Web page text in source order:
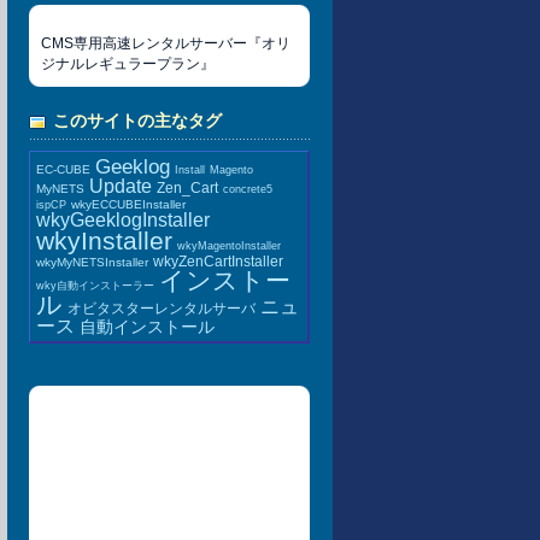
CMS専用高速レンタルサーバー『オリ
ジナルレギュラープラン』
このサイトの主なタグ
EC-CUBE Geeklog Install Magento
MyNETS Update Zen_Cart concrete5
ispCP wkyECCUBEInstaller
wkyGeeklogInstaller
wkyInstaller wkyMagentoInstaller
wkyMyNETSInstaller wkyZenCartInstaller
wky自動インストーラー インストー
ル オビタスターレンタルサーバ ニュ
ース 自動インストール